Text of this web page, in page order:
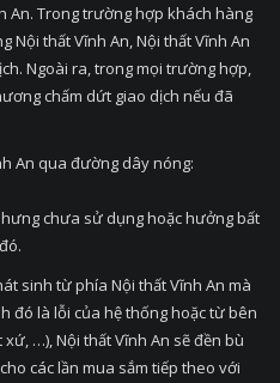
An. Trong trường hợp khách hàng
Nội thất Vĩnh An, Nội thất Vĩnh An
Ngoài ra, trong mọi trường hợp,
chấm dứt giao dịch nếu đã
An qua đường dây nóng:
chưa sử dụng hoặc hưởng bất
sinh từ phía Nội thất Vĩnh An mà
đó là lỗi của hệ thống hoặc từ bên
…), Nội thất Vĩnh An sẽ đền bù
các lần mua sắm tiếp theo với